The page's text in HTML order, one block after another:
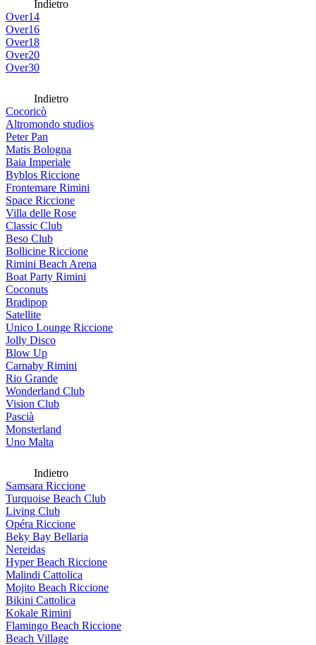
Indietro
Over14
Over16
Over18
Over20
Over30
Indietro
Cocoricò
Altromondo studios
Peter Pan
Matis Bologna
Baia Imperiale
Byblos Riccione
Frontemare Rimini
Space Riccione
Villa delle Rose
Classic Club
Beso Club
Bollicine Riccione
Rimini Beach Arena
Boat Party Rimini
Coconuts
Bradipop
Satellite
Unico Lounge Riccione
Jolly Disco
Blow Up
Carnaby Rimini
Rio Grande
Wonderland Club
Vision Club
Pascià
Monsterland
Uno Malta
Indietro
Samsara Riccione
Turquoise Beach Club
Living Club
Opéra Riccione
Beky Bay Bellaria
Nereidas
Hyper Beach Riccione
Malindi Cattolica
Mojito Beach Riccione
Bikini Cattolica
Kokale Rimini
Flamingo Beach Riccione
Beach Village